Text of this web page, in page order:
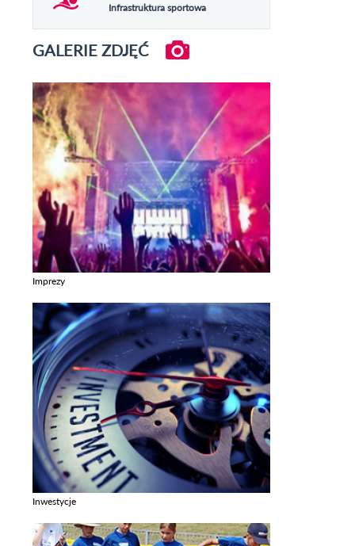
Infrastruktura sportowa
GALERIE ZDJĘĆ
Imprezy
Inwestycje